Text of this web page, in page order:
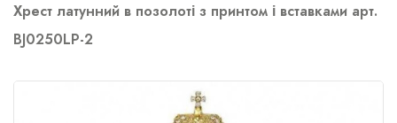
Хрест латунний в позолоті з принтом і вставками арт.
BJ0250LP-2